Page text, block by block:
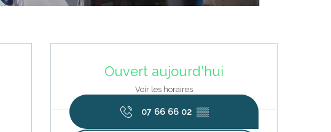
Ouvert aujourd'hui
Voir les horaires
07 66 66 02 ▒▒